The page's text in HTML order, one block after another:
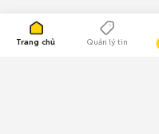
Trang chủ Quản lý tin